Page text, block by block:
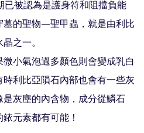
已被認為是護身符和阻擋負能
墓的聖物—聖甲蟲，就是由利比
之一。
小氣泡過多顏色則會變成乳白
利比亞隕石內部也會有一些灰
灰塵的內含物，成分從鱗石
元素都有可能！